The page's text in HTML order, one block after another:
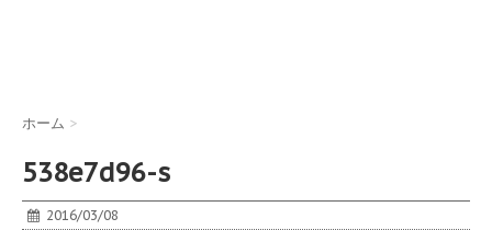
ホーム >
538e7d96-s
2016/03/08